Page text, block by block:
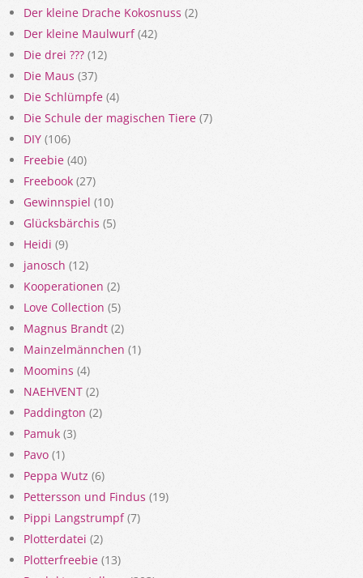
Der kleine Drache Kokosnuss (2)
Der kleine Maulwurf(42)
Die drei ??? (12)
Die Maus (37)
Die Schlümpfe (4)
Die Schule der magischen Tiere (7)
DIY (106)
Freebie (40)
Freebook (27)
Gewinnspiel (10)
Glücksbärchis (5)
Heidi (9)
janosch (12)
Kooperationen (2)
Love Collection (5)
Magnus Brandt (2)
Mainzelmännchen (1)
Moomins (4)
NAEHVENT (2)
Paddington (2)
Pamuk (3)
Pavo (1)
Peppa Wutz (6)
Pettersson und Findus (19)
Pippi Langstrumpf(7)
Plotterdatei (2)
Plotterfreebie (13)